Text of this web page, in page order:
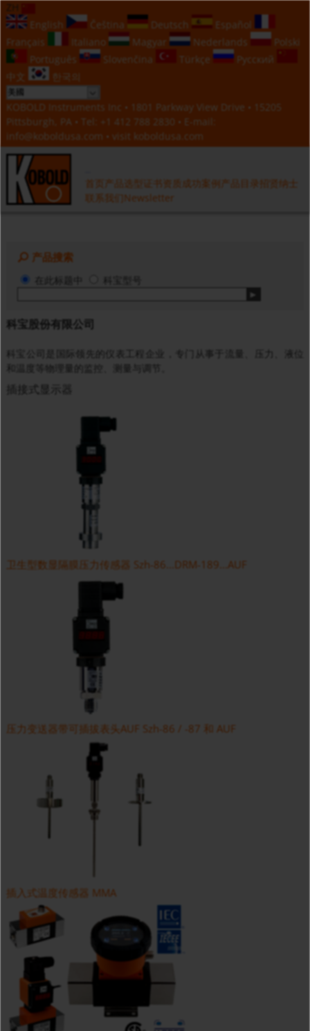
English
Čeština Deutsch
Español
Français
Italiano Magyar Nederlands
Polski
Português
Slovenčina Türkçe
Русский
中文
한국의
KOBOLD Instruments Inc • 1801 Parkway View Drive • 15205
Pittsburgh, PA • Tel:
+1 412 788 2830 • E-mail:
info@koboldusa.com • visit koboldusa.com
首页 产品选型 证书资质 成功案例 产品目录 招贤纳士
联系我们 Newsletter
产品搜索
在此标题中 科宝型号
科宝股份有限公司
科宝公司是国际领先的仪表工程企业，专门从事于流量、压力、液位
和温度等物理量的监控、测量与调节。
插接式显示器
卫生型数显隔膜压力传感器 Szh-86...DRM-189...AUF
压力变送器带可插拔表头AUF Szh-86 / -87 和 AUF
插入式温度传感器 MMA